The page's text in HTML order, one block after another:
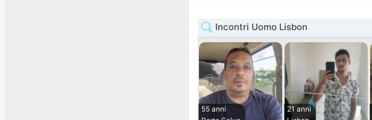
Incontri Uomo Lisbon
55 anni
21 anni